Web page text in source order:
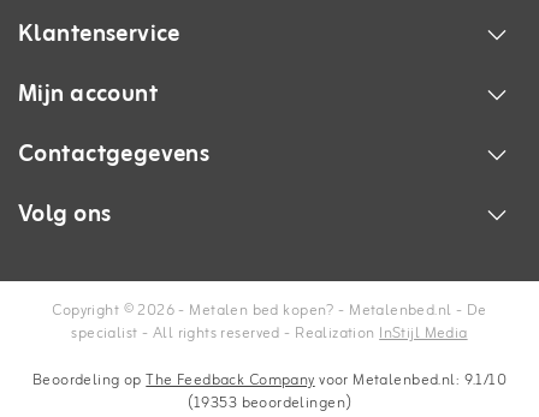
Klantenservice
Mijn account
Contactgegevens
Volg ons
Copyright © 2026 - Metalen bed kopen? - Metalenbed.nl - De
specialist - All rights reserved - RealizationInStijl Media
Beoordeling opThe Feedback Companyvoor Metalenbed.nl: 9.1/10
(19353 beoordelingen)